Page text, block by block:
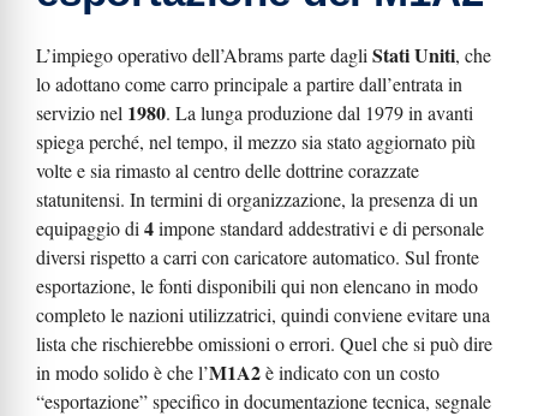
L’impiego operativo dell’Abrams parte dagli Stati Uniti, che
lo adottano come carro principale a partire dall’entrata in
servizio nel 1980. La lunga produzione dal 1979 in avanti
spiega perché, nel tempo, il mezzo sia stato aggiornato più
volte e sia rimasto al centro delle dottrine corazzate
statunitensi. In termini di organizzazione, la presenza di un
equipaggio di 4impone standard addestrativi e di personale
diversi rispetto a carri con caricatore automatico. Sul fronte
esportazione, le fonti disponibili qui non elencano in modo
completo le nazioni utilizzatrici, quindi conviene evitare una
lista che rischierebbe omissioni o errori. Quel che si può dire
in modo solido è che l’M1A2è indicato con un costo
“esportazione” specifico in documentazione tecnica, segnale